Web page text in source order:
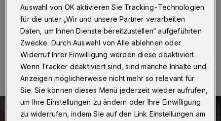
löschen.
28.11.2020 , 22:25 Uhr Eine Minute Lesezeit
Auswahl von OK aktivieren Sie Tracking-Technologien
für die unter „Wir und unsere Partner verarbeiten
Daten, um Ihnen Dienste bereitzustellen“ aufgeführten
Zwecke. Durch Auswahl von Alle ablehnen oder
Widerruf Ihrer Einwilligung werden diese deaktiviert.
Wenn Tracker deaktiviert sind, sind manche Inhalte und
Anzeigen möglicherweise nicht mehr so relevant für
Sie. Sie können dieses Menü jederzeit wieder aufrufen,
um Ihre Einstellungen zu ändern oder Ihre Einwilligung
zu widerrufen, indem Sie auf den Link Einstellungen am